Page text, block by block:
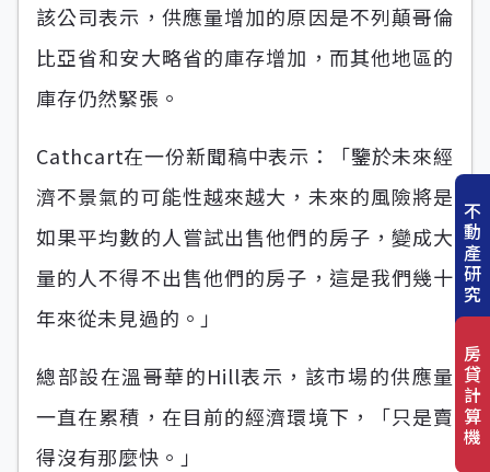
該公司表示，供應量增加的原因是不列顛哥倫
比亞省和安大略省的庫存增加，而其他地區的
庫存仍然緊張。
Cathcart在一份新聞稿中表示：「鑒於未來經
濟不景氣的可能性越來越大，未來的風險將是
如果平均數的人嘗試出售他們的房子，變成大
量的人不得不出售他們的房子，這是我們幾十
年來從未見過的。」
總部設在溫哥華的Hill表示，該市場的供應量
一直在累積，在目前的經濟環境下，「只是賣
得沒有那麼快。」
不
動
產
研
究
房
貸
計
算
機